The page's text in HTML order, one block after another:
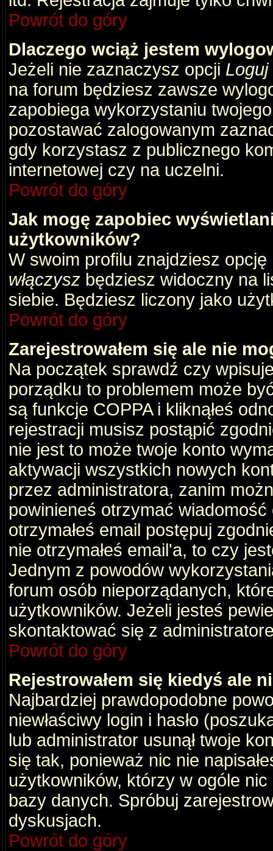
Powrót do góry
Dlaczego wciąż jestem
Jeżeli nie zaznaczysz opcji
na forum będziesz zawsze
zapobiega wykorzystaniu
pozostawać zalogowanym
gdy korzystasz z publicznego
internetowej czy na uczelni.
Powrót do góry
Jak mogę zapobiec
użytkowników?
W swoim profilu znajdziesz opcję
włączysz będziesz widoczny na
siebie. Będziesz liczony jako
Powrót do góry
Zarejestrowałem się ale nie
Na początek sprawdź czy
porządku to problemem może
są funkcje COPPA i kliknąłeś
rejestracji musisz postąpić
nie jest to może twoje konto
aktywacji wszystkich nowych
przez administratora, zanim
powinieneś otrzymać
otrzymałeś email postępuj
nie otrzymałeś email'a, to czy
Jednym z powodów
forum osób nieporządanych,
użytkowników. Jeżeli jesteś
skontaktować się z
Powrót do góry
Rejestrowałem się kiedyś ale
Najbardziej prawdopodobne
niewłaściwy login i hasło
lub administrator usunął twoje
się tak, ponieważ nic nie
użytkowników, którzy w ogóle
bazy danych. Spróbuj
dyskusjach.
Powrót do góry